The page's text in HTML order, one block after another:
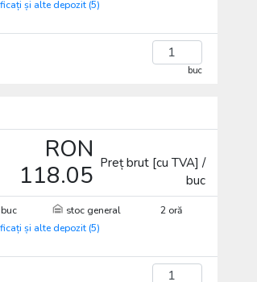
și alte depozit (5)
buc
RON
118.05 Preț brut [cu TVA] /
buc
stoc general
2 oră
și alte depozit (5)